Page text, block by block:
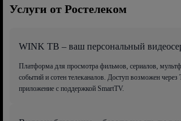
Услуги от Ростелеком
WINK ТВ – ваш персональный
Платформа для просмотра фильмов, сериалов,
событий и сотен телеканалов. Доступ возможен
приложение с поддержкой SmartTV.